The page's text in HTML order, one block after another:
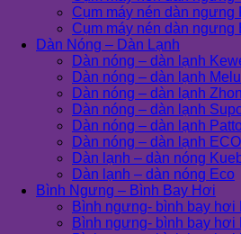
Cụm máy nén dàn ngưng
Cụm máy nén dàn ngưng
Dàn Nóng – Dàn Lạnh
Dàn nóng – dàn lạnh
Dàn nóng – dàn lạnh
Dàn nóng – dàn lạnh
Dàn nóng – dàn lạnh
Dàn nóng – dàn lạnh
Dàn nóng – dàn lạnh ECO
Dàn lạnh – dàn nóng
Dàn lạnh – dàn nóng Eco
Bình Ngưng – Bình Bay Hơi
Bình ngưng- bình bay hơi
Bình ngưng- bình bay hơi